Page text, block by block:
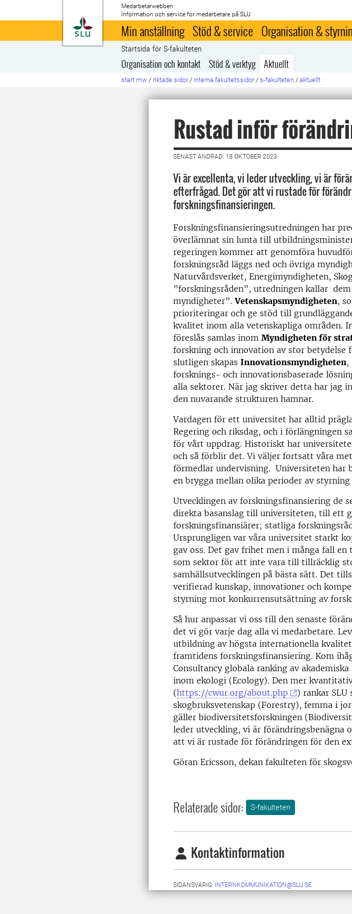
Till startsida
Medarbetarwebben
Information och service för medarbetare på SLU
Min anställning Stöd & service Organisation &
Startsida för S-fakulteten
Organisation och kontakt Stöd & verktyg Aktuellt
start mw / riktade sidor / interna fakultetssidor / s-fakulteten / aktuellt
Rustad inför
SENAST ÄNDRAD: 18 OKTOBER 2023
Vi är excellenta, vi leder utveckling, vi är
efterfrågad. Det gör att vi rustade för
forskningsfinansieringen.
Forskningsfinansieringsutredningen har
överlämnat sin lunta till
regeringen kommer att genomföra
forskningsråd läggs ned och övriga
Naturvårdsverket, Energimyndigheten,
”forskningsråden”, utredningen kallar
myndigheter”.Vetenskapsmyndigheten,
prioriteringar och ge stöd till
kvalitet inom alla vetenskapliga områden.
föreslås samlas inom Myndigheten för
forskning och innovation av stor betydelse
slutligen skapas Innovationsmyndigheten,
forsknings- och innovationsbaserade
alla sektorer. När jag skriver detta har jag
den nuvarande strukturen hamnar.
Vardagen för ett universitet har alltid
Regering och riksdag, och i förlängningen
för vårt uppdrag. Historiskt har
och så förblir det. Vi väljer fortsatt våra
förmedlar undervisning. Universiteten
en brygga mellan olika perioder av
Utvecklingen av forskningsfinansiering de
direkta basanslag till universiteten, till ett
forskningsfinansiärer; statliga
Ursprungligen var våra universitet starkt
gav oss. Det gav frihet men i många fall
som sektor för att inte vara till tillräcklig
samhällsutvecklingen på bästa sätt. Det
verifierad kunskap, innovationer och
styrning mot konkurrensutsättning av
Så hur anpassar vi oss till den senaste
det vi gör varje dag alla vi medarbetare.
utbildning av högsta internationella
framtidens forskningsfinansiering. Kom
Consultancy globala ranking av
inom ekologi (Ecology). Den mer
(https://cwur.org/about.php
) rankar
skogbruksvetenskap (Forestry), femma i
gäller biodiversitetsforskningen
leder utveckling, vi är förändringsbenägna
att vi är rustade för förändringen för den
Göran Ericsson, dekan fakulteten för
Relaterade sidor: S-fakulteten
Kontaktinformation
SIDANSVARIG: INTERNKOMMUNIKATION@SLU.SE